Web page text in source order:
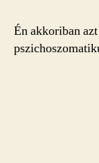
Én akkoriban